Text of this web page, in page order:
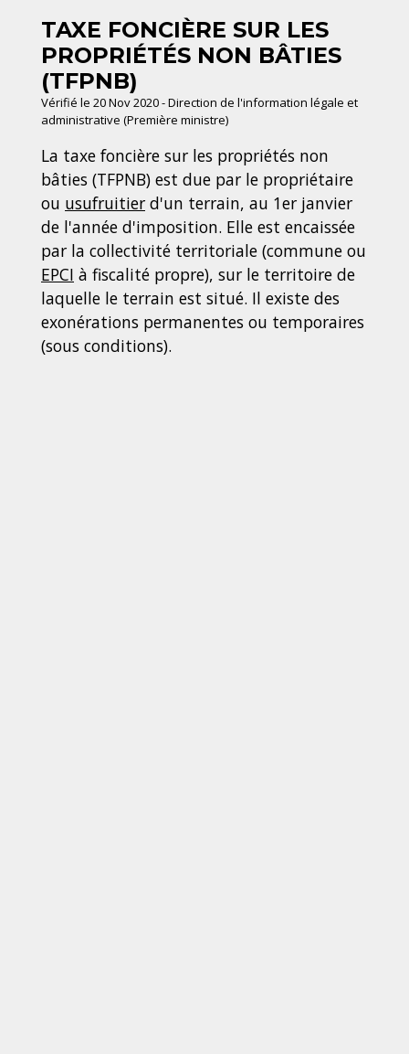
TAXE FONCIÈRE SUR LES
PROPRIÉTÉS NON BÂTIES
(TFPNB)
Vérifié le 20 Nov 2020 - Direction de l'information légale et
administrative (Première ministre)
La taxe foncière sur les propriétés non
bâties (TFPNB) est due par le propriétaire
ou usufruitier d'un terrain, au 1er janvier
de l'année d'imposition. Elle est encaissée
par la collectivité territoriale (commune ou
EPCI à fiscalité propre), sur le territoire de
laquelle le terrain est situé. Il existe des
exonérations permanentes ou temporaires
(sous conditions).